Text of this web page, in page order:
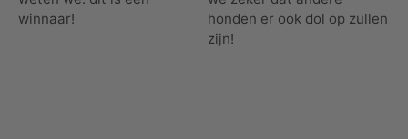
winnaar!
honden er ook dol op zullen
zijn!